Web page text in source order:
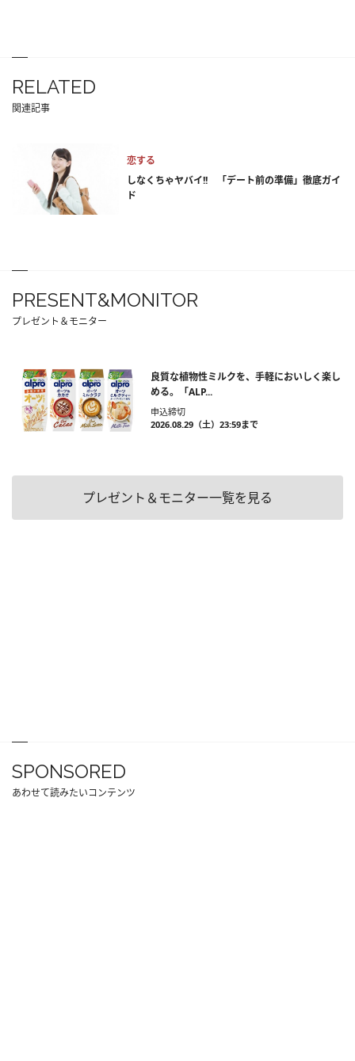
RELATED
関連記事
恋する
しなくちゃヤバイ!! 「デート前の準備」徹底ガイ
ド
PRESENT&MONITOR
プレゼント＆モニター
良質な植物性ミルクを、手軽においしく楽し
める。「ALP...
申込締切
2026.08.29（土）23:59まで
プレゼント＆モニター一覧を見る
SPONSORED
あわせて読みたいコンテンツ